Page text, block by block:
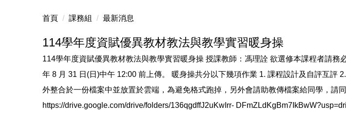
首頁 課務組 最新消息
114學年度資賦優異教材教法與教學實習暖身操
114學年度資賦優異教材教法與教學實習暖身操 授課教師：馮理詮 欲選修本課程者請
年 8 月 31 日(日)中午 12:00 前上傳。 暖身操共分以下幾項作業 1. 課程設計及自評互評
外整合於一份檔案中並放置於雲端，為避免格式跑掉，另外會請助教傳檔案給同學，請
https://drive.google.com/drive/folders/136qgdffJ2uKwIrr-